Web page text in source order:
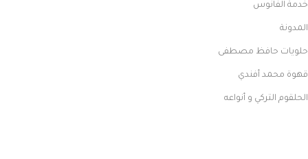
خدمة الفانوس
المدونة
حلويات حافظ مصطفى
قهوة محمد أفندي
الحلقوم التركي و أنواعه